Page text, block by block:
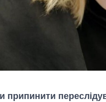
припинити